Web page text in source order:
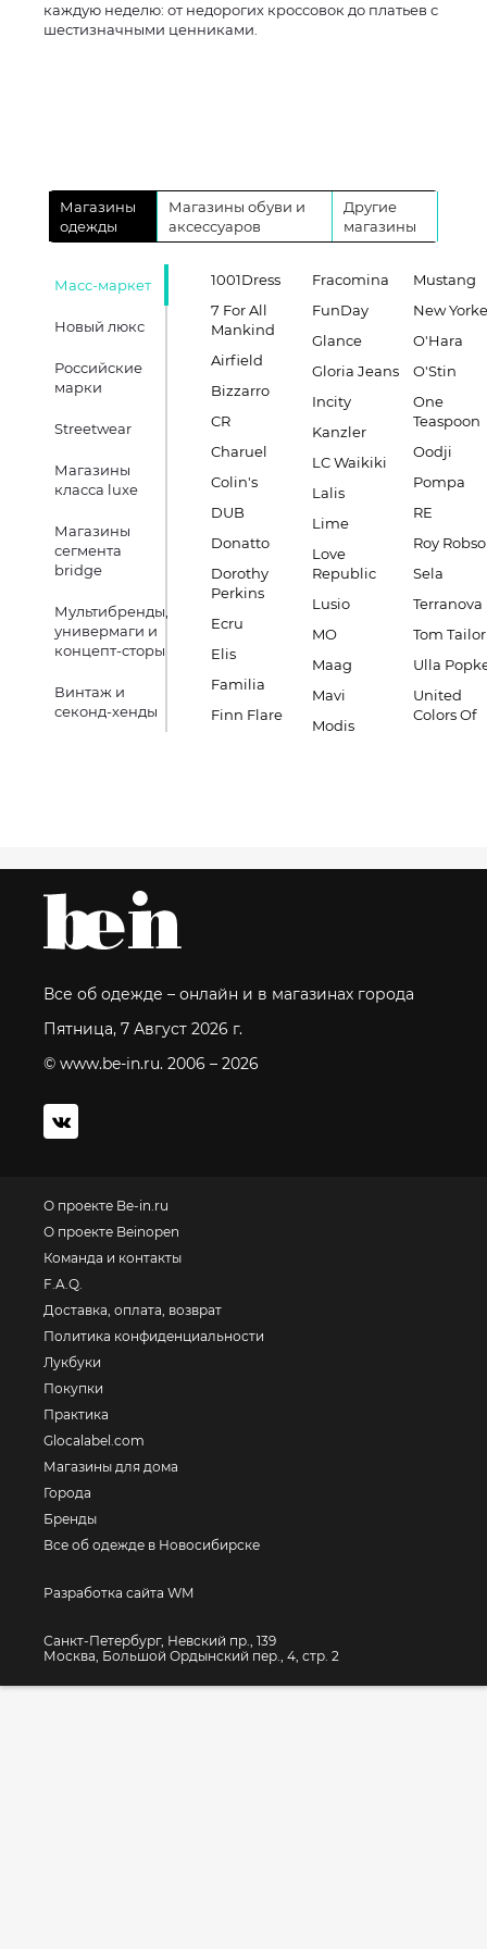
каждую неделю: от недорогих кроссовок до платьев с
шестизначными ценниками.
Магазины
одежды
Магазины обуви и
аксессуаров
Другие
магазины
Масс-маркет
Новый люкс
Российские
марки
Streetwear
Магазины
класса luxe
Магазины
сегмента
bridge
Мультибренды,
универмаги и
концепт-сторы
Винтаж и
секонд-хенды
1001Dress
7 For All
Mankind
Airfield
Bizzarro
CR
Charuel
Colin's
DUB
Donatto
Dorothy
Perkins
Ecru
Elis
Familia
Finn Flare
Fracomina
FunDay
Glance
Gloria Jeans
Incity
Kanzler
LC Waikiki
Lalis
Lime
Love
Republic
Lusio
MO
Maag
Mavi
Modis
Mustang
New
O'Hara
O'Stin
One
Teaspoon
Oodji
Pompa
RE
Roy
Sela
Terranova
Tom Tailor
Ulla
United
Colors Of
Все об одежде – онлайн и в магазинах города
Пятница, 7 Август 2026 г.
© www.be-in.ru. 2006 – 2026
О проекте Be-in.ru
О проекте Beinopen
Команда и контакты
F.A.Q.
Доставка, оплата, возврат
Политика конфиденциальности
Лукбуки
Покупки
Практика
Glocalabel.com
Магазины для дома
Города
Бренды
Все об одежде в Новосибирске
Разработка сайта WM
Санкт-Петербург, Невский пр., 139
Москва, Большой Ордынский пер., 4, стр. 2